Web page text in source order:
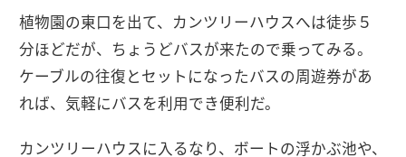
植物園の東口を出て、カンツリーハウスへは徒歩５
分ほどだが、ちょうどバスが来たので乗ってみる。
ケーブルの往復とセットになったバスの周遊券があ
れば、気軽にバスを利用でき便利だ。
カンツリーハウスに入るなり、ボートの浮かぶ池や、